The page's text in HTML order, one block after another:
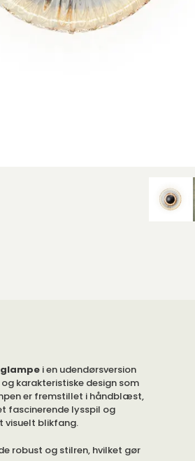
i en udendørsversion
karakteristiske design som
er fremstillet i håndblæst,
fascinerende lysspil og
visuelt blikfang.
robust og stilren, hvilket gør